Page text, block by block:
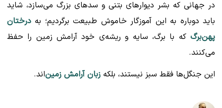
در جهانی که بشر دیوارهای بتنی و سدهای بزرگ می‌سازد، شاید
باید دوباره به این آموزگار خاموش طبیعت برگردیم؛ به درختان
پهن‌برگ که با برگ، سایه و ریشه‌ی خود آرامش زمین را حفظ
می‌کنند.
این جنگل‌ها فقط سبز نیستند، بلکه زبان آرامش زمین‌اند.